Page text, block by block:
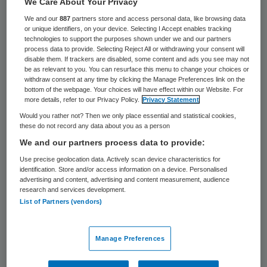
Medewerkers van TSN Thuiszorg uit
Zuidoost-Drenthe voeren
donderdagmiddag actie in Amersfoort,
waar over de toekomst van het bedrijf
wordt gesproken. Dat meldt RTV Drenthe.
De actievoerders willen duidelijkheid over
hun toekomst, zeggen zij tegenover de
lokale omroep . In Amersfoort praten TSN,
de Vereniging van Nederlandse Gemeenten
en vakbond FNV over het dreigende
faillissement van de thuiszorgreus.
Gemeenten zouden zich niet aan
betaalafspraken houden, waardoor het
We and our887 partners store and access personal data, like browsing data
or unique identifiers, on your device. Selecting I Accept enables tracking
technologies to support the purposes shown under we and our partners
process data to provide. Selecting Reject All or withdrawing your consent will
disable them. If trackers are disabled, some content and ads you see may not
be as relevant to you. You can resurface this menu to change your choices or
withdraw consent at any time by clicking the Manage Preferences link on the
bottom of the webpage. Your choices will have effect within our Website. For
more details, refer to our Privacy Policy.
Privacy Statement
Would you rather not? Then we only place essential and statistical cookies,
these do not record any data about you as a person
We and our partners process data to provide:
Use precise geolocation data. Actively scan device characteristics for
identification. Store and/or access information on a device. Personalised
advertising and content, advertising and content measurement, audience
research and services development.
List of Partners (vendors)
Manage Preferences